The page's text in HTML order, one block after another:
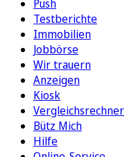
Push
Testberichte
Immobilien
Jobbörse
Wir trauern
Anzeigen
Kiosk
Vergleichsrechner
Bütz Mich
Hilfe